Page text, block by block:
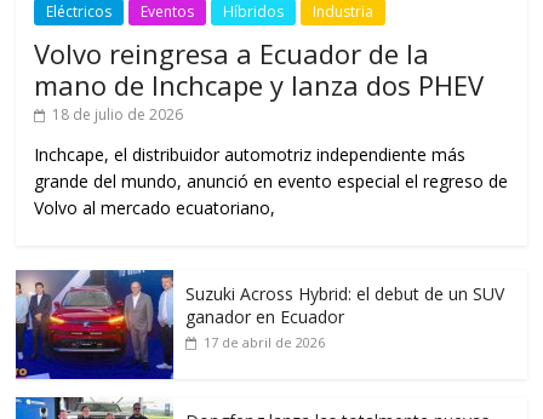
Eléctricos Eventos Híbridos Industria
Volvo reingresa a Ecuador de la
mano de Inchcape y lanza dos PHEV
18 de julio de 2026
Inchcape, el distribuidor automotriz independiente más
grande del mundo, anunció en evento especial el regreso de
Volvo al mercado ecuatoriano,
Suzuki Across Hybrid: el debut de un SUV
ganador en Ecuador
17 de abril de 2026